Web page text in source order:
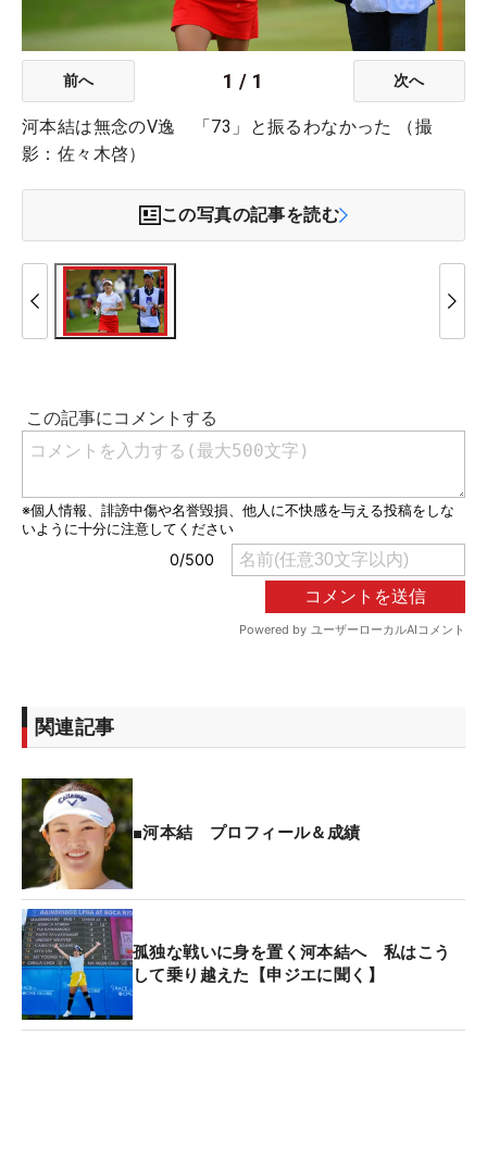
前へ 1 / 1 次へ
河本結は無念のV逸 「73」と振るわなかった （撮
影：佐々木啓）
この写真の記事を読む
関連記事
■河本結 プロフィール＆成績
孤独な戦いに身を置く河本結へ 私はこう
して乗り越えた【申ジエに聞く】